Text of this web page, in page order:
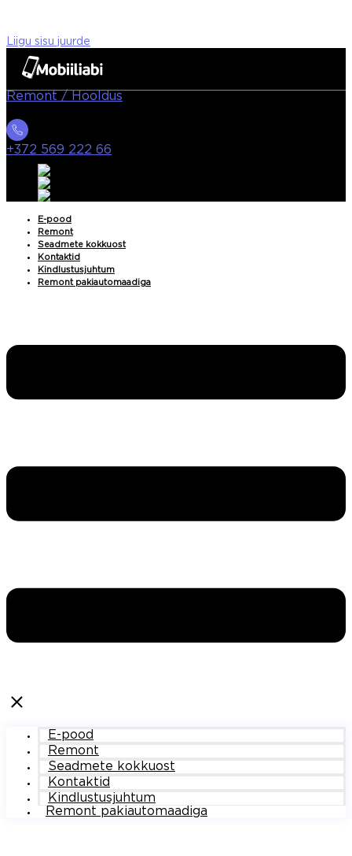
Liigu sisu juurde
Remont / Hooldus
+372 569 222 66
E-pood
Remont
Seadmete kokkuost
Kontaktid
Kindlustusjuhtum
Remont pakiautomaadiga
E-pood
Remont
Seadmete kokkuost
Kontaktid
Kindlustusjuhtum
Remont pakiautomaadiga